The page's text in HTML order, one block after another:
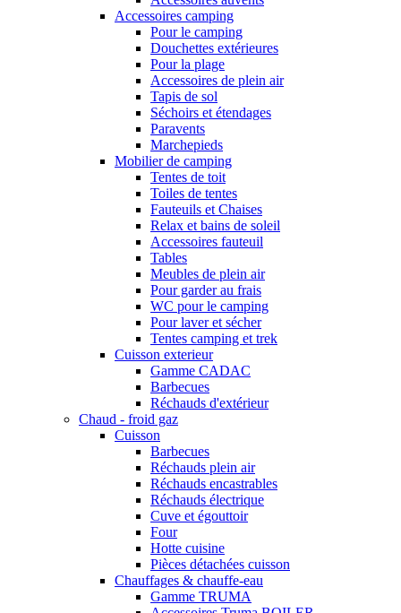
Accessoires camping
Pour le camping
Douchettes extérieures
Pour la plage
Accessoires de plein air
Tapis de sol
Séchoirs et étendages
Paravents
Marchepieds
Mobilier de camping
Tentes de toit
Toiles de tentes
Fauteuils et Chaises
Relax et bains de soleil
Accessoires fauteuil
Tables
Meubles de plein air
Pour garder au frais
WC pour le camping
Pour laver et sécher
Tentes camping et trek
Cuisson exterieur
Gamme CADAC
Barbecues
Réchauds d'extérieur
Chaud - froid gaz
Cuisson
Barbecues
Réchauds plein air
Réchauds encastrables
Réchauds électrique
Cuve et égouttoir
Four
Hotte cuisine
Pièces détachées cuisson
Chauffages & chauffe-eau
Gamme TRUMA